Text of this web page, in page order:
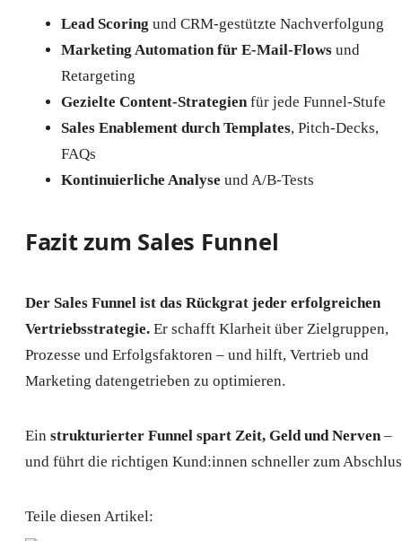
Lead Scoring und CRM-gestützte Nachverfolgung
Marketing Automation für E-Mail-Flows und
Retargeting
Gezielte Content-Strategienfür jede Funnel-Stufe
Sales Enablement durch Templates, Pitch-Decks,
FAQs
Kontinuierliche Analyse und A/B-Tests
Fazit zum Sales Funnel
Der Sales Funnel ist das Rückgrat jeder erfolgreichen
Vertriebsstrategie. Er schafft Klarheit über Zielgruppen,
Prozesse und Erfolgsfaktoren – und hilft, Vertrieb und
Marketing datengetrieben zu optimieren.
Ein strukturierter Funnel spart Zeit, Geld und Nerven–
und führt die richtigen Kund:innen schneller zum
Teile diesen Artikel: